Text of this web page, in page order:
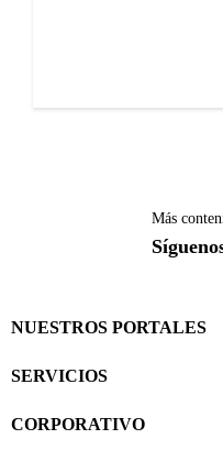
Más
NUESTROS PORTALES
SERVICIOS
CORPORATIVO